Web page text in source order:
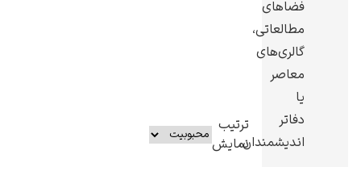
پرفروش‌ترین
تابلوها
فضاهای
مطالعاتی،
گالری‌های
معاصر
یا
دفاتر
اندیشمندان.
ترتیب
نمایش